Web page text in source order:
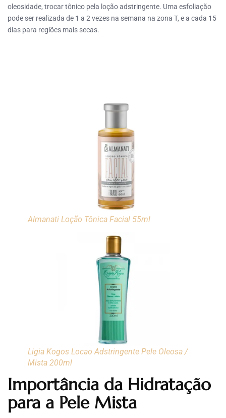
oleosidade, trocar tônico pela loção adstringente. Uma esfoliação
pode ser realizada de 1 a 2 vezes na semana na zona T, e a cada 15
dias para regiões mais secas.
Almanati Loção Tônica Facial 55ml
Ligia Kogos Locao Adstringente Pele Oleosa /
Mista 200ml
Importância da Hidratação
para a Pele Mista